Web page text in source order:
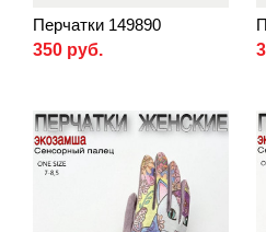
Перчатки 149890
350 руб.